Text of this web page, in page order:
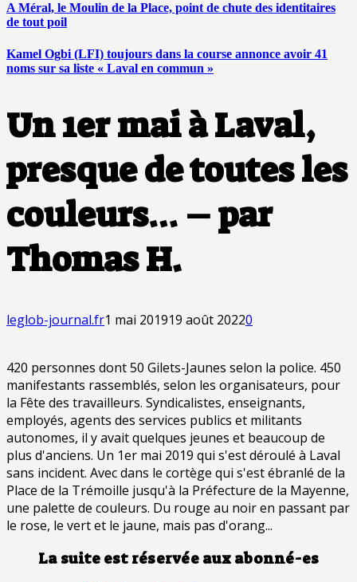
A Méral, le Moulin de la Place, point de chute des identitaires
de tout poil
Kamel Ogbi (LFI) toujours dans la course annonce avoir 41
noms sur sa liste « Laval en commun »
Un 1er mai à Laval,
presque de toutes les
couleurs… – par
Thomas H.
leglob-journal.fr1 mai 201919 août 20220
420 personnes dont 50 Gilets-Jaunes selon la police. 450
manifestants rassemblés, selon les organisateurs, pour
la Fête des travailleurs. Syndicalistes, enseignants,
employés, agents des services publics et militants
autonomes, il y avait quelques jeunes et beaucoup de
plus d'anciens. Un 1er mai 2019 qui s'est déroulé à Laval
sans incident. Avec dans le cortège qui s'est ébranlé de la
Place de la Trémoille jusqu'à la Préfecture de la Mayenne,
une palette de couleurs. Du rouge au noir en passant par
le rose, le vert et le jaune, mais pas d'orang...
La suite est réservée aux abonné-es